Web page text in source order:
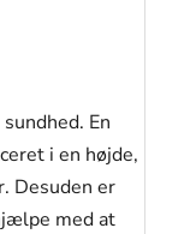
En
i en højde,
Desuden er
med at